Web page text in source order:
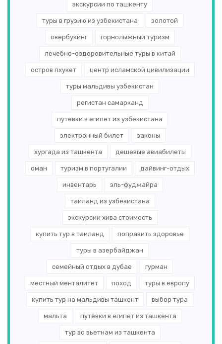
экскурсии по ташкенту
туры в грузию из узбекистана золотой
овербукинг горнолыжный туризм
лечебно-оздоровительные туры в китай
остров пхукет центр исламской цивилизации
туры мальдивы узбекистан
регистан самарканд
путевки в египет из узбекистана
электронный билет законы
хургада из ташкента дешевые авиабилеты
оман туризм в португалии дайвинг-отдых
инвентарь эль-­фуджайра
таиланд из узбекистана
экскурсии хива стоимость
купить тур в таиланд поправить здоровье
туры в азербайджан
семейный отдых в дубае гурман
местный менталитет поход туры в европу
купить тур на мальдивы ташкент выбор тура
мальта путёвки в египет из ташкента
тур во вьетнам из ташкента